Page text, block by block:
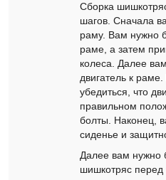
Сборка
шагов. Сначала
раму. Вам нужно
раме, а затем
колеса. Далее
двигатель к
убедиться, что
правильном
болты. Наконец,
сиденье и
Далее вам нужно
шишкотряс перед